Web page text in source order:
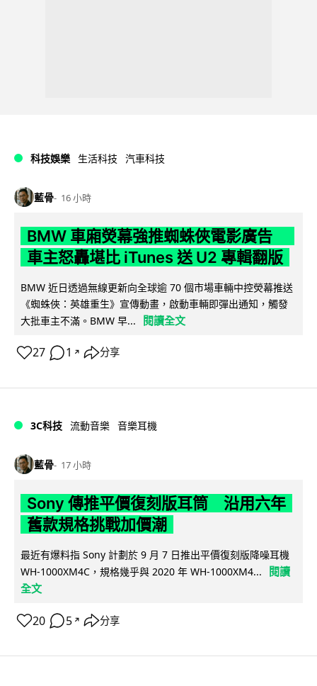
科技娛樂 生活科技 汽車科技
藍骨 16 小時
BMW 車廂熒幕強推蜘蛛俠電影廣告
車主怒轟堪比 iTunes 送 U2 專輯翻版
BMW 近日透過無線更新向全球逾 70 個市場車輛中控熒幕推送
《蜘蛛俠：英雄重生》宣傳動畫，啟動車輛即彈出通知，觸發
大批車主不滿。BMW 早...
閱讀全文
27 1 ↗ 分享
3C科技 流動音樂 音樂耳機
藍骨 17 小時
Sony 傳推平價復刻版耳筒 沿用六年
舊款規格挑戰加價潮
最近有爆料指 Sony 計劃於 9 月 7 日推出平價復刻版降噪耳機
WH-1000XM4C，規格幾乎與 2020 年 WH-1000XM4...
閱讀
全文
20 5 ↗ 分享